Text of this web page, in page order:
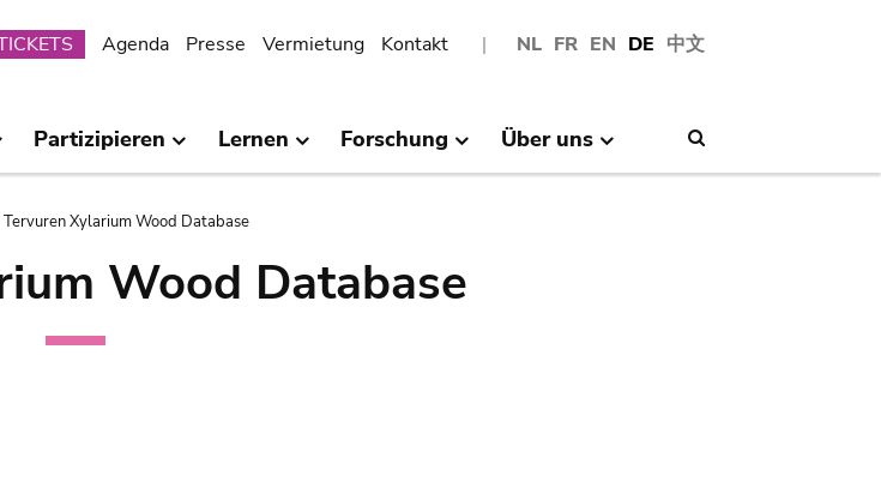
NL FR EN DE 中文
Agenda Presse Vermietung Kontakt
Partizipieren Lernen Forschung Über uns
Tervuren Xylarium Wood Database
Wood Database